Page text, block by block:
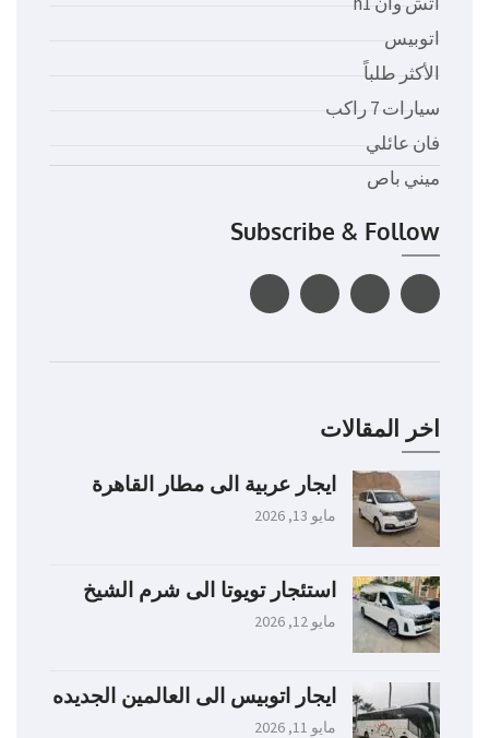
اتوبيس
الأكثر طلباً
سيارات 7 راكب
فان عائلي
ميني باص
Subscribe & Follow
اخر المقالات
ايجار عربية الى مطار القاهرة
مايو 13, 2026
استئجار تويوتا الى شرم الشيخ
مايو 12, 2026
ايجار اتوبيس الى العالمين الجديده
مايو 11, 2026